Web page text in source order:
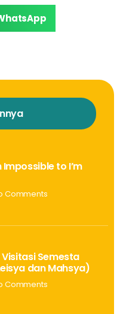
Impossible to I’m
Comments
Semesta
dan Mahsya)
Comments